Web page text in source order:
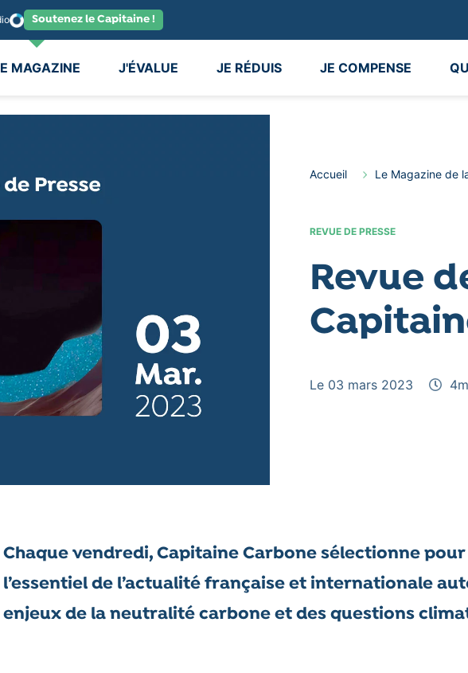
Soutenez le Capitaine !
MAGAZINE J'ÉVALUE JE RÉDUIS JE COMPENSE
Accueil Le Magazine de
REVUE DE PRESSE
Revue
Le 03 mars 2023 4
Chaque vendredi, Capitaine Carbone sélectionne
l’essentiel de l’actualité française et internationale
enjeux de la neutralité carbone et des questions